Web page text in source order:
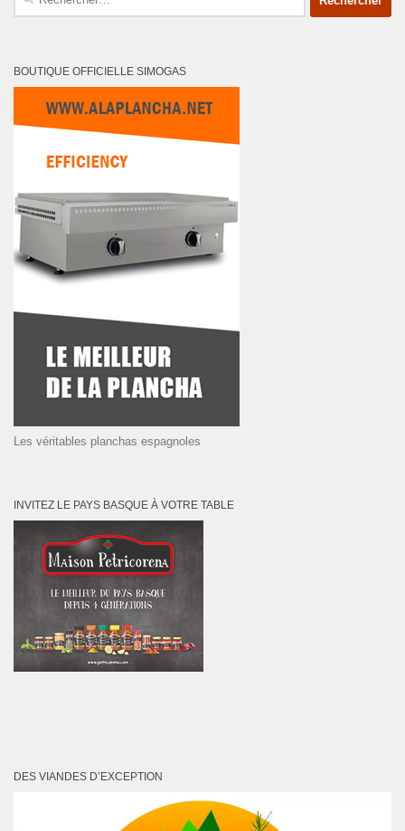
BOUTIQUE OFFICIELLE SIMOGAS
Les véritables planchas espagnoles
INVITEZ LE PAYS BASQUE À VOTRE TABLE
DES VIANDES D’EXCEPTION